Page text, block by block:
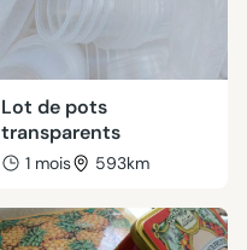
Lot de pots
transparents
1 mois 593km